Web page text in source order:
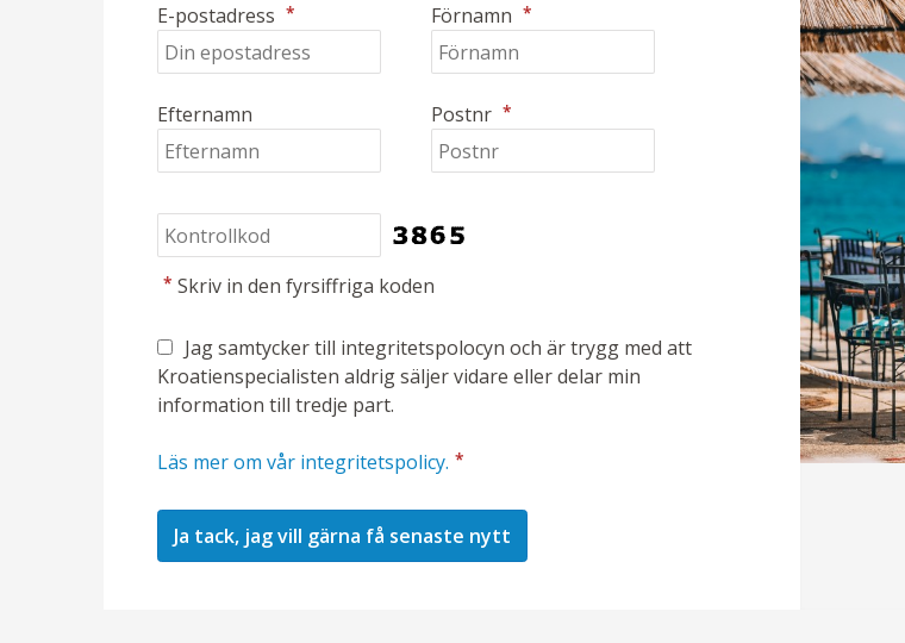
E-postadress * Förnamn *
Efternamn Postnr *
* Skriv in den fyrsiffriga koden
Jag samtycker till integritetspolocyn och är trygg med att
Kroatienspecialisten aldrig säljer vidare eller delar min
information till tredje part.
Läs mer om vår integritetspolicy. *